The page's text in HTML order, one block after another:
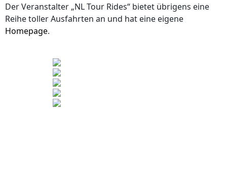
Der Veranstalter „NL Tour Rides“ bietet übrigens eine
Reihe toller Ausfahrten an und hat eine eigene
Homepage.